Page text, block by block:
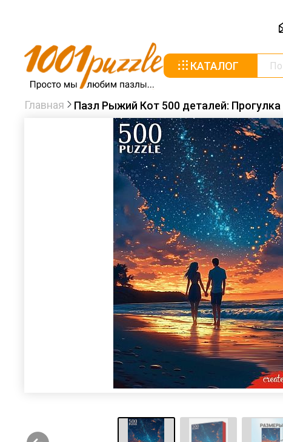
КАТАЛОГ
Главная Пазл Рыжий Кот 500 деталей: